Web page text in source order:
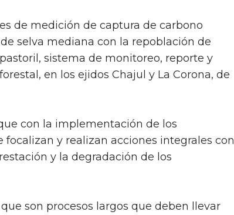
de medición de captura de carbono
selva mediana con la repoblación de
sistema de monitoreo, reporte y
en los ejidos Chajul y La Corona, de
con la implementación de los
focalizan y realizan acciones integrales con
y la degradación de los
son procesos largos que deben llevar